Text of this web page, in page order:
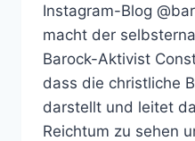
Instagram-Blog
macht der
Barock-Aktivist
dass die christliche
darstellt und leitet
Reichtum zu sehen